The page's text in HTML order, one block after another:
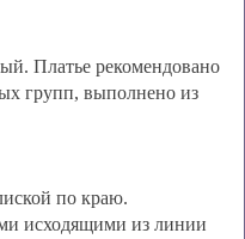
Платье рекомендовано
групп, выполнено из
по краю.
исходящими из линии